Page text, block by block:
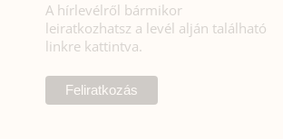
A hírlevélről bármikor
leiratkozhatsz a levél alján található
linkre kattintva.